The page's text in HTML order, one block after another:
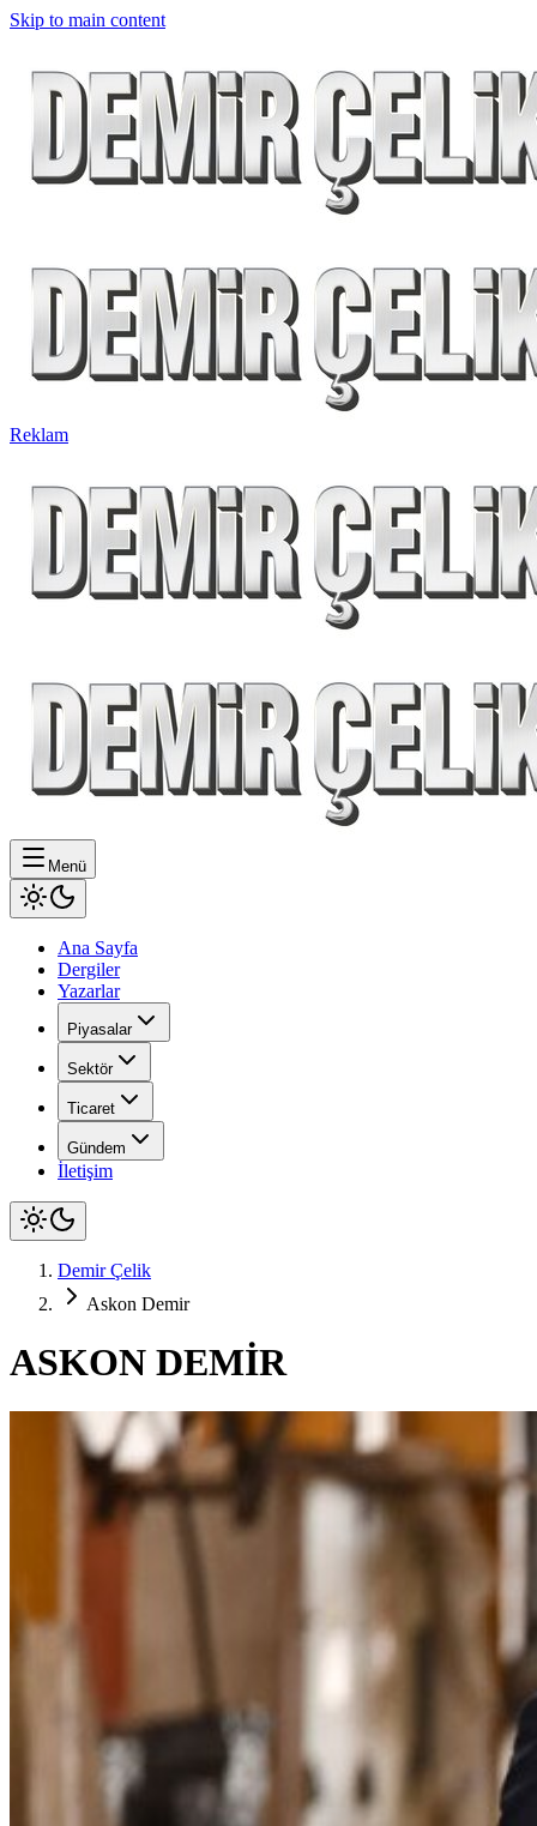
Skip to main content
Reklam
Menü
Ana Sayfa
Dergiler
Yazarlar
Piyasalar
Sektör
Ticaret
Gündem
İletişim
Demir Çelik
Askon Demir
ASKON DEMİR